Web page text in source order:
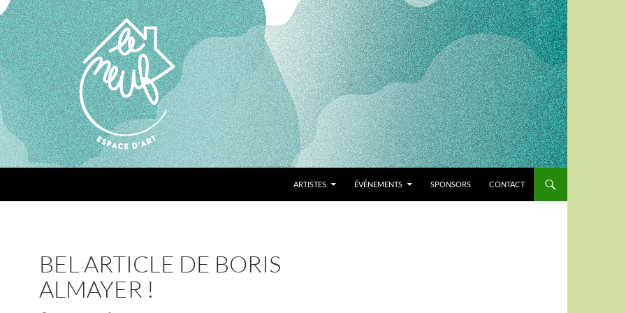
ARTISTES ÉVÉNEMENTS SPONSORS CONTACT
BEL ARTICLE DE BORIS
ALMAYER !